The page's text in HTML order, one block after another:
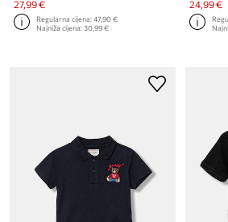
27,99 €
Regularna cijena:47,90 €
Najniža cijena:30,99 €
24,99 €